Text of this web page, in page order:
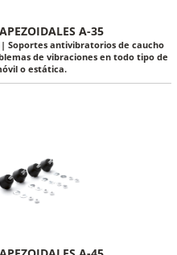
A-35
| Soportes antivibratorios de caucho
de vibraciones en todo tipo de
o estática.